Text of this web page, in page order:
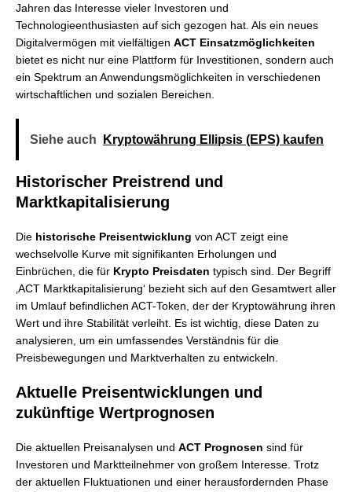
Jahren das Interesse vieler Investoren und
Technologieenthusiasten auf sich gezogen hat. Als ein neues
Digitalvermögen mit vielfältigen ACT Einsatzmöglichkeiten
bietet es nicht nur eine Plattform für Investitionen, sondern auch
ein Spektrum an Anwendungsmöglichkeiten in verschiedenen
wirtschaftlichen und sozialen Bereichen.
Siehe auch Kryptowährung Ellipsis (EPS) kaufen
Historischer Preistrend und
Marktkapitalisierung
Die historische Preisentwicklung von ACT zeigt eine
wechselvolle Kurve mit signifikanten Erholungen und
Einbrüchen, die für Krypto Preisdaten typisch sind. Der Begriff
‚ACT Marktkapitalisierung‘ bezieht sich auf den Gesamtwert aller
im Umlauf befindlichen ACT-Token, der der Kryptowährung ihren
Wert und ihre Stabilität verleiht. Es ist wichtig, diese Daten zu
analysieren, um ein umfassendes Verständnis für die
Preisbewegungen und Marktverhalten zu entwickeln.
Aktuelle Preisentwicklungen und
zukünftige Wertprognosen
Die aktuellen Preisanalysen und ACT Prognosen sind für
Investoren und Marktteilnehmer von großem Interesse. Trotz
der aktuellen Fluktuationen und einer herausfordernden Phase